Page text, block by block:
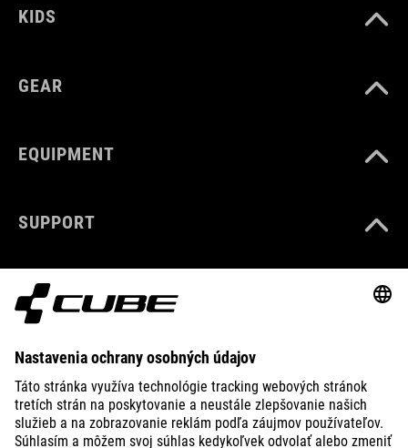
KIDS
GEAR
EQUIPMENT
SUPPORT
ABOUT US
EXPLORE